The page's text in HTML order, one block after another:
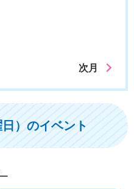
次月
）のイベント